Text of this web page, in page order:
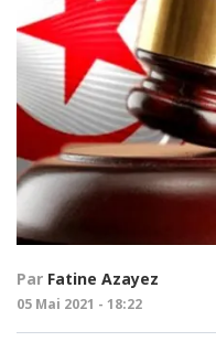
Par Fatine Azayez
05 Mai 2021 - 18:22